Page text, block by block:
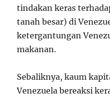
tindakan keras
tanah besar) di
ketergantungan
makanan.
Sebaliknya, kaum
Venezuela bereaksi